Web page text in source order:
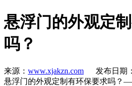
悬浮门的外观定
吗？
来源： www.xjakzn.com 发布日期：
悬浮门的外观定制有环保要求吗？